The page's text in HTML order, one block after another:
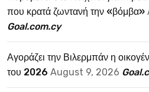
που κρατά ζωντανή την «βόμβα»
Goal.com.cy
Αγοράζει την Βιλερμπάν η
του 2026 August 9, 2026